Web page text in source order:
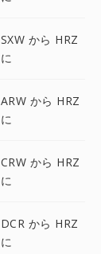
SXW から HRZ
に
ARW から HRZ
に
CRW から HRZ
に
DCR から HRZ
に